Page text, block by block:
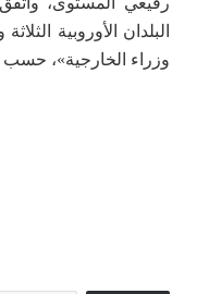
البلدان الأوروبية
وزراء الخارجية»،